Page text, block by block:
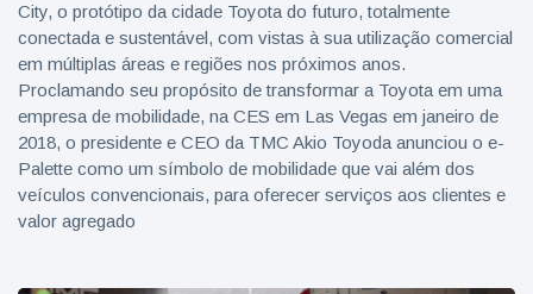
City, o protótipo da cidade Toyota do futuro, totalmente
conectada e sustentável, com vistas à sua utilização comercial
em múltiplas áreas e regiões nos próximos anos.
Proclamando seu propósito de transformar a Toyota em uma
empresa de mobilidade, na CES em Las Vegas em janeiro de
2018, o presidente e CEO da TMC Akio Toyoda anunciou o e-
Palette como um símbolo de mobilidade que vai além dos
veículos convencionais, para oferecer serviços aos clientes e
valor agregado